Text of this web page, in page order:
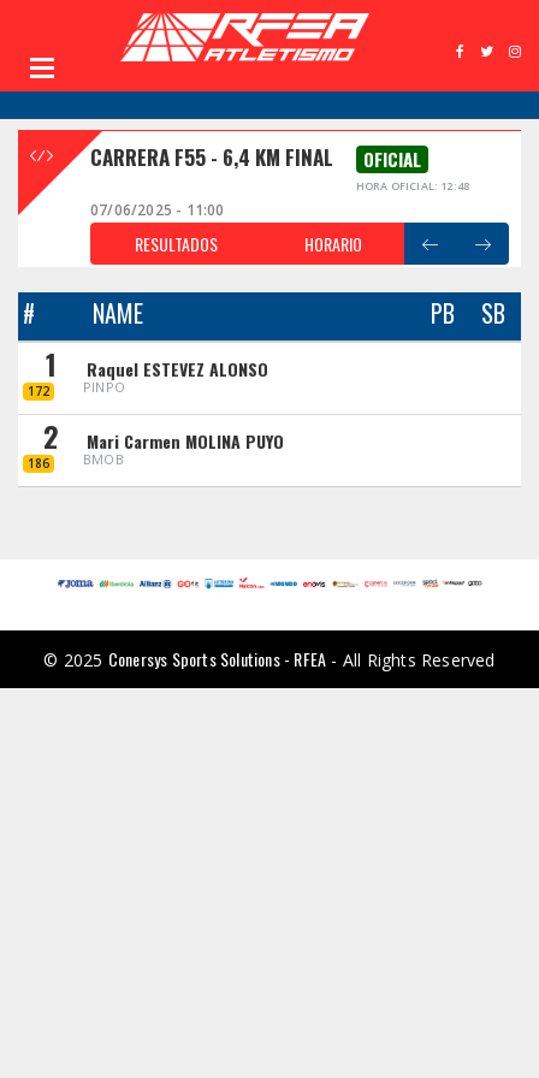
CARRERA F55 - 6,4 KM FINAL OFICIAL
HORA OFICIAL: 12:48
07/06/2025 - 11:00
RESULTADOS HORARIO
# NAME PB SB
1
172
Raquel ESTEVEZ ALONSO
PINPO
2
186
Mari Carmen MOLINA PUYO
BMOB
© 2025 Conersys Sports Solutions - RFEA - All Rights Reserved